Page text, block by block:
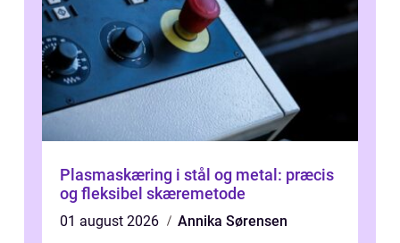
Plasmaskæring i stål og metal: præcis
og fleksibel skæremetode
01 august 2026
Annika Sørensen